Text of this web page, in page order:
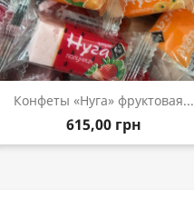
Конфеты «Нуга» фруктовая...
615,00 грн
Быстрый просмотр